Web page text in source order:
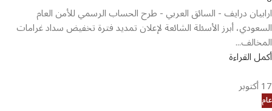
ارابيان درايف - السائق العربي - طرح الحساب الرسمي للأمن العام
السعودي، أبرز الأسئلة الشائعة لإعلان تمديد فترة تخفيض سداد غرامات
المخالف...
أكمل القراءة
17أكتوبر
عام